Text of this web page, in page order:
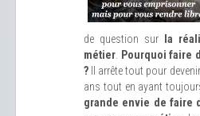
de question sur
la
métier
Pourquoi faire
? Il arrête tout pour
ans tout en ayant
grande envie de faire